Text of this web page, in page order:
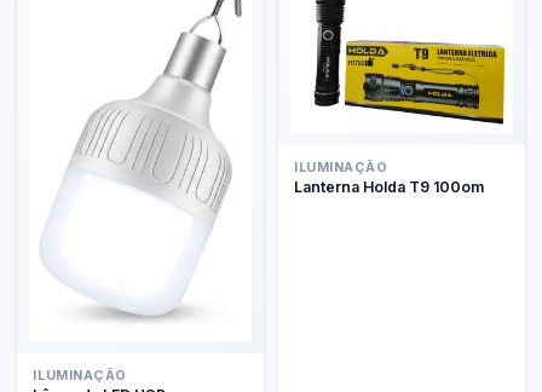
ILUMINAÇÃO
ILUMINAÇÃO
Lanterna Holda T9 100om